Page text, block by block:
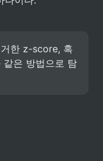
한 z-score, 혹
은 방법으로 탐